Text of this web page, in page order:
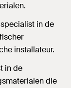
in de
installateur.
in de
die